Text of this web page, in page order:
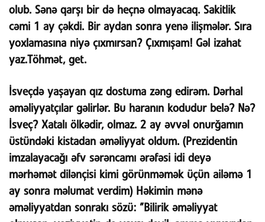
olub. Sənə qarşı bir də heçnə olmayacaq. Sakitlik
cəmi 1 ay çəkdi. Bir aydan sonra yenə ilişmələr. Sıra
yoxlamasına niyə çıxmırsan? Çıxmışam! Gəl izahat
yaz.Töhmət, get.
İsveçdə yaşayan qız dostuma zəng edirəm. Dərhal
əməliyyatçılar gəlirlər. Bu haranın kodudur belə? Nə?
İsveç? Xatalı ölkədir, olmaz. 2 ay əvvəl onurğamın
üstündəki kistadan əməliyyat oldum. (Prezidentin
imzalayacağı əfv sərəncamı ərəfəsi idi deyə
mərhəmət dilənçisi kimi görünməmək üçün ailəmə 1
ay sonra məlumat verdim) Həkimin mənə
əməliyyatdan sonrakı sözü: ”Bilirik əməliyyat